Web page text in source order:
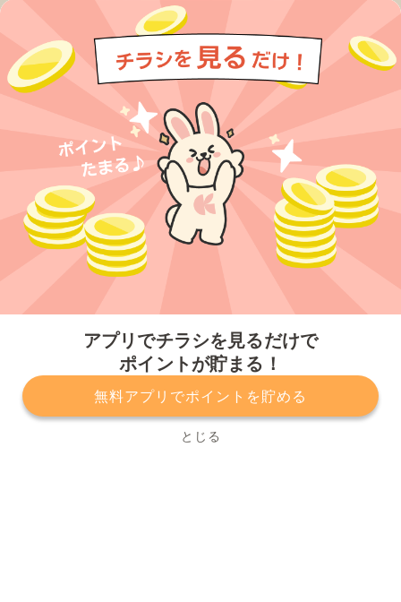
アプリでチラシを見るだけで
ポイントが貯まる！
無料アプリでポイントを貯める
とじる
プライバシーポリシー 利用規約
運営会社
サービスに関してのお問い合わせ